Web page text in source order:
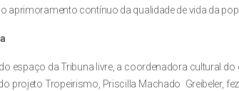
aprimoramento contínuo da qualidade de vida da
espaço da Tribuna livre, a coordenadora cultural
projeto Tropeirismo, Priscilla Machado Greibeler,